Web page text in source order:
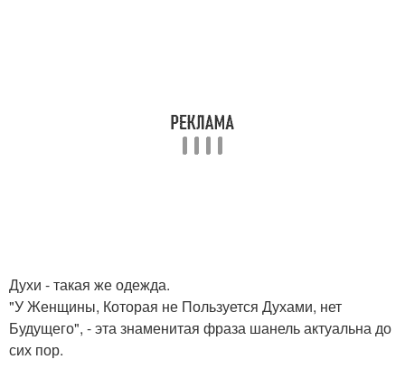
Духи - такая же одежда.
"У Женщины, Которая не Пользуется Духами, нет
Будущего", - эта знаменитая фраза шанель актуальна до
сих пор.